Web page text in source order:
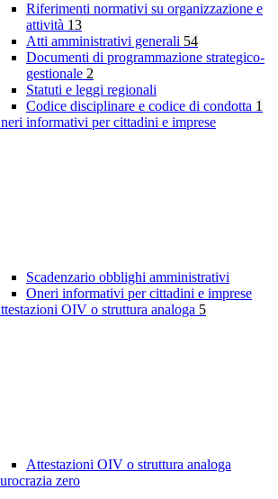
Riferimenti normativi su organizzazione e
attività 13
Atti amministrativi generali 54
Documenti di programmazione strategico-
gestionale 2
Statuti e leggi regionali
Codice disciplinare e codice di condotta 1
informativi per cittadini e imprese
Scadenzario obblighi amministrativi
Oneri informativi per cittadini e imprese
OIV o struttura analoga 5
Attestazioni OIV o struttura analoga
zero